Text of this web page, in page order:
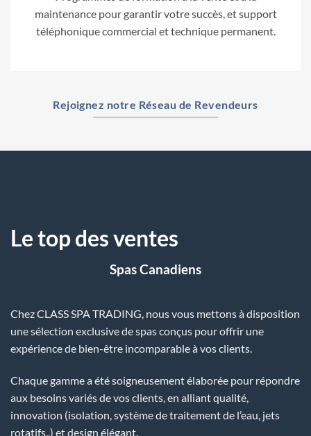
maintenance pour garantir votre succès, et support
téléphonique commercial et technique permanent.
Rejoignez notre Réseau de Revendeurs
Le top des ventes
Spas Canadiens
Chez CLASS SPA TRADING, nous vous mettons à disposition
une sélection exclusive de spas conçus pour offrir une
expérience de bien-être incomparable à vos clients.
Chaque gamme a été soigneusement élaborée pour répondre
aux besoins variés de vos clients, en alliant qualité,
innovation (isolation, système de traitement de l’eau, jets
rotatifs..) et design élégant.